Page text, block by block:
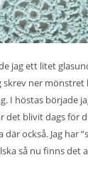
jag ett litet
skrev ner
I höstas började
det blivit dags för
också. Jag har
så nu finns det